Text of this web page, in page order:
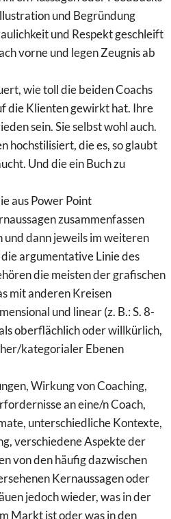
und Begründung
und Respekt geschleift
vorne und legen Zeugnis ab
wie toll die beiden Coachs
die Klienten gewirkt hat. Ihre
sein. Sie selbst wohl auch.
hochstilisiert, die es, so glaubt
Und die ein Buch zu
aus Power Point
zusammenfassen
und dann jeweils im weiteren
argumentative Linie des
die meisten der grafischen
mit anderen Kreisen
und linear (z. B.: S. 8-
oberflächlich oder willkürlich,
kategorialer Ebenen
Wirkung von Coaching,
an eine/n Coach,
unterschiedliche Kontexte,
verschiedene Aspekte der
von den häufig dazwischen
Kernaussagen oder
jedoch wieder, was in der
Markt ist oder was in den